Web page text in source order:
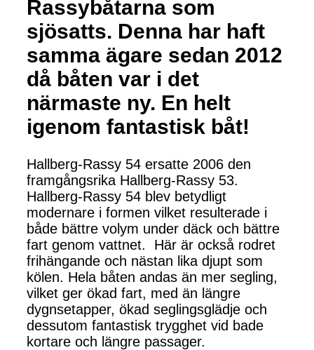
Rassybåtarna som
sjösatts. Denna har haft
samma ägare sedan 2012
då båten var i det
närmaste ny. En helt
igenom fantastisk båt!
Hallberg-Rassy 54 ersatte 2006 den
framgångsrika Hallberg-Rassy 53.
Hallberg-Rassy 54 blev betydligt
modernare i formen vilket resulterade i
både bättre volym under däck och bättre
fart genom vattnet. Här är också rodret
frihängande och nästan lika djupt som
kölen. Hela båten andas än mer segling,
vilket ger ökad fart, med än längre
dygnsetapper, ökad seglingsglädje och
dessutom fantastisk trygghet vid bade
kortare och längre passager.